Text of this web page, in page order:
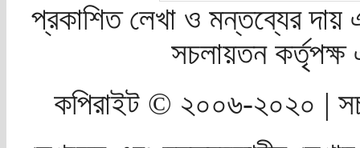
প্রকাশিত লেখা ও মন্তব্যের দায়
সচলায়তন
কপিরাইট © ২০০৬-২০২০ |